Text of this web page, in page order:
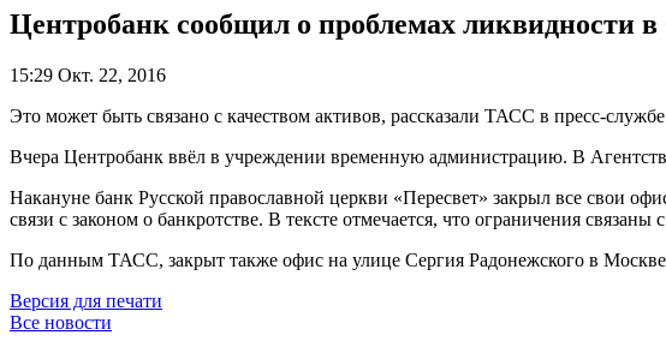
Центробанк сообщил о проблемах ликвидности в
15:29 Окт. 22, 2016
Это может быть связано с качеством активов, рассказали ТАСС в пресс-службе
Вчера Центробанк ввёл в учреждении временную администрацию. В
Накануне банк Русской православной церкви «Пересвет» закрыл все свои
связи с законом о банкротстве. В тексте отмечается, что ограничения
По данным ТАСС, закрыт также офис на улице Сергия Радонежского в Москве
Версия для печати
Все новости